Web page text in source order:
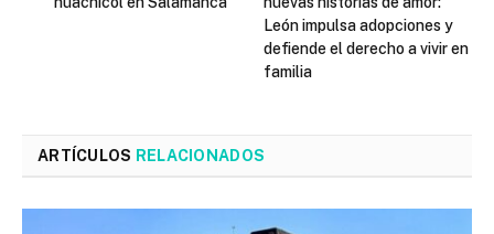
León impulsa adopciones y
defiende el derecho a vivir en
familia
ARTÍCULOS RELACIONADOS